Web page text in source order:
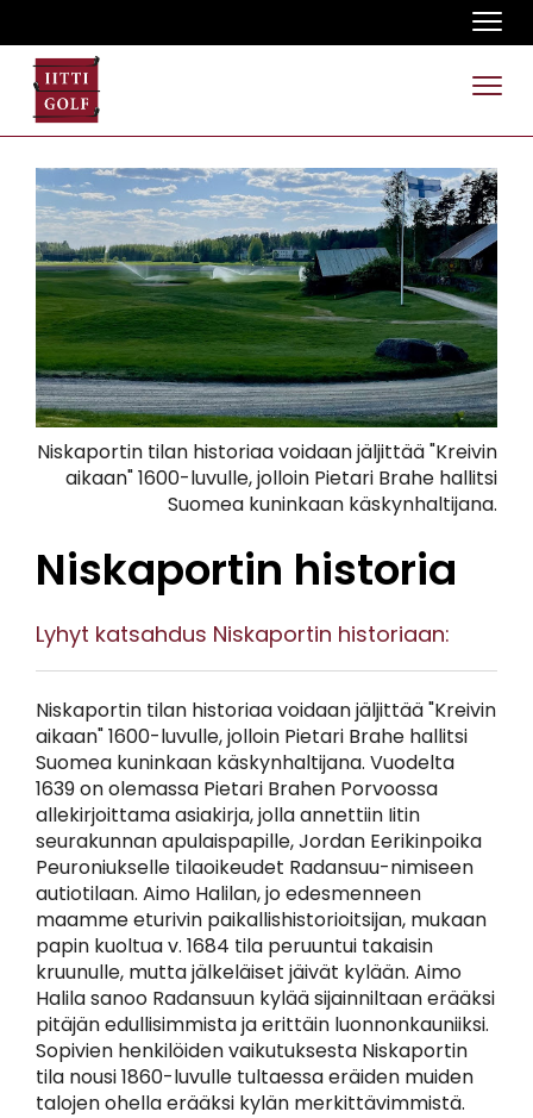
Niskaportin tilan historiaa voidaan jäljittää "Kreivin
aikaan" 1600-luvulle, jolloin Pietari Brahe hallitsi
Suomea kuninkaan käskynhaltijana.
Niskaportin historia
Lyhyt katsahdus Niskaportin historiaan:
Niskaportin tilan historiaa voidaan jäljittää "Kreivin
aikaan" 1600-luvulle, jolloin Pietari Brahe hallitsi
Suomea kuninkaan käskynhaltijana. Vuodelta
1639 on olemassa Pietari Brahen Porvoossa
allekirjoittama asiakirja, jolla annettiin Iitin
seurakunnan apulaispapille, Jordan Eerikinpoika
Peuroniukselle tilaoikeudet Radansuu-nimiseen
autiotilaan. Aimo Halilan, jo edesmenneen
maamme eturivin paikallishistorioitsijan, mukaan
papin kuoltua v. 1684 tila peruuntui takaisin
kruunulle, mutta jälkeläiset jäivät kylään. Aimo
Halila sanoo Radansuun kylää sijainniltaan erääksi
pitäjän edullisimmista ja erittäin luonnonkauniiksi.
Sopivien henkilöiden vaikutuksesta Niskaportin
tila nousi 1860-luvulle tultaessa eräiden muiden
talojen ohella erääksi kylän merkittävimmistä.